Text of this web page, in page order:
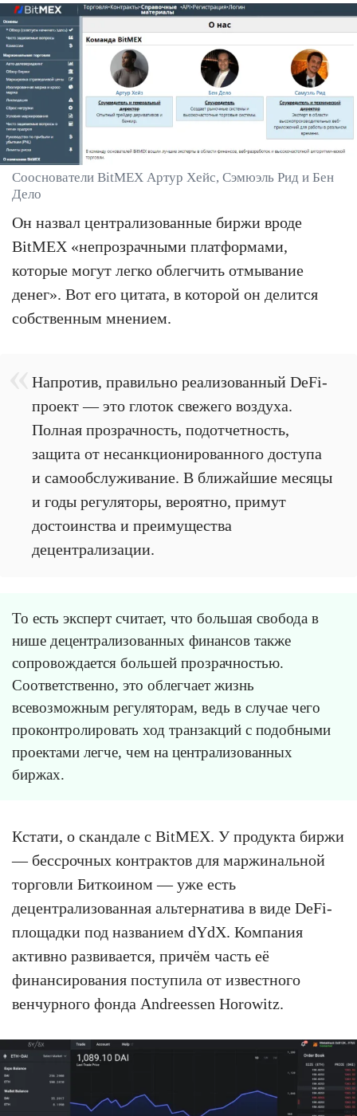
Сооснователи BitMEX Артур Хейс, Сэмюэль Рид и Бен
Дело
Он назвал централизованные биржи вроде
BitMEX «непрозрачными платформами,
которые могут легко облегчить отмывание
денег». Вот его цитата, в которой он делится
собственным мнением.
Напротив, правильно реализованный DeFi-
проект — это глоток свежего воздуха.
Полная прозрачность, подотчетность,
защита от несанкционированного доступа
и самообслуживание. В ближайшие месяцы
и годы регуляторы, вероятно, примут
достоинства и преимущества
децентрализации.
То есть эксперт считает, что большая свобода в
нише децентрализованных финансов также
сопровождается большей прозрачностью.
Соответственно, это облегчает жизнь
всевозможным регуляторам, ведь в случае чего
проконтролировать ход транзакций с подобными
проектами легче, чем на централизованных
биржах.
Кстати, о скандале с BitMEX. У продукта биржи
— бессрочных контрактов для маржинальной
торговли Биткоином — уже есть
децентрализованная альтернатива в виде DeFi-
площадки под названием dYdX. Компания
активно развивается, причём часть её
финансирования поступила от известного
венчурного фонда Andreessen Horowitz.